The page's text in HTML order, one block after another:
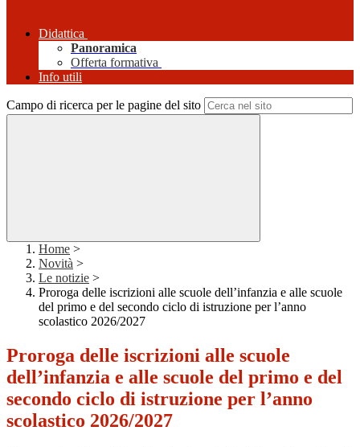
Didattica
Panoramica
Offerta formativa
Info utili
Campo di ricerca per le pagine del sito
Home >
Novità >
Le notizie >
Proroga delle iscrizioni alle scuole dell’infanzia e alle scuole
del primo e del secondo ciclo di istruzione per l’anno
scolastico 2026/2027
Proroga delle iscrizioni alle scuole
dell’infanzia e alle scuole del primo e del
secondo ciclo di istruzione per l’anno
scolastico 2026/2027